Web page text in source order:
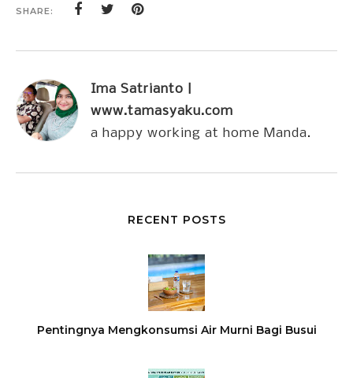
SHARE:
Ima Satrianto |
www.tamasyaku.com
a happy working at home Manda.
RECENT POSTS
Pentingnya Mengkonsumsi Air Murni Bagi Busui